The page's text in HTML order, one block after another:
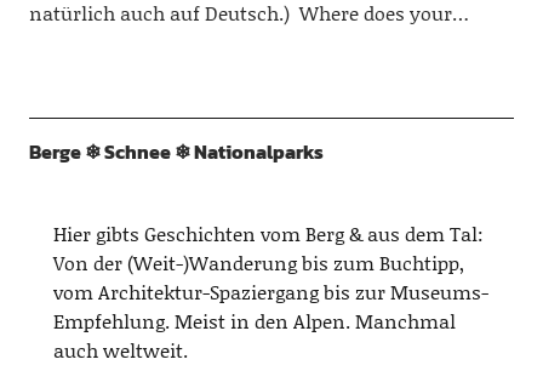
natürlich auch auf Deutsch.) Where does your…
Berge ❄︎ Schnee ❄︎ Nationalparks
Hier gibts Geschichten vom Berg & aus dem Tal:
Von der (Weit-)Wanderung bis zum Buchtipp,
vom Architektur-Spaziergang bis zur Museums-
Empfehlung. Meist in den Alpen. Manchmal
auch weltweit.